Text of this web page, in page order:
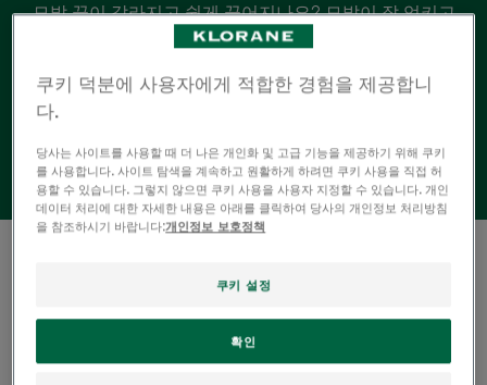
모발 끝이 갈라지고 쉽게 끊어지나요? 모발이 잘 엉키고
빗질도 불가능한가요? 극손상된 모발에 무게감을 더하지
않으면서, 시어버터보다 강력한 영양으로 모발의 빛과 결
을 되찾아 보세요!
쿠키 덕분에 사용자에게 적합한 경험을 제공합니
다.
당사는 사이트를 사용할 때 더 나은 개인화 및 고급 기능을 제공하기 위해 쿠키
를 사용합니다. 사이트 탐색을 계속하고 원활하게 하려면 쿠키 사용을 직접 허
용할 수 있습니다. 그렇지 않으면 쿠키 사용을 사용자 지정할 수 있습니다. 개인
데이터 처리에 대한 자세한 내용은 아래를 클릭하여 당사의 개인정보 처리방침
을 참조하시기 바랍니다:개인정보 보호정책
쿠키 설정
확인